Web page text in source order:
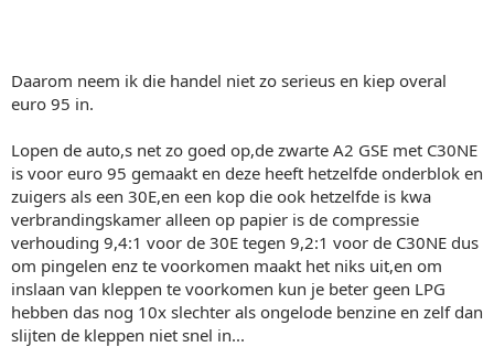
Daarom neem ik die handel niet zo serieus en kiep overal
euro 95 in.
Lopen de auto,s net zo goed op,de zwarte A2 GSE met C30NE
is voor euro 95 gemaakt en deze heeft hetzelfde onderblok en
zuigers als een 30E,en een kop die ook hetzelfde is kwa
verbrandingskamer alleen op papier is de compressie
verhouding 9,4:1 voor de 30E tegen 9,2:1 voor de C30NE dus
om pingelen enz te voorkomen maakt het niks uit,en om
inslaan van kleppen te voorkomen kun je beter geen LPG
hebben das nog 10x slechter als ongelode benzine en zelf dan
slijten de kleppen niet snel in...